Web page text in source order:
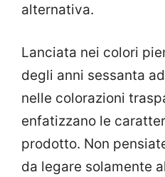
alternativa.
Lanciata nei colori
degli anni sessanta
nelle colorazioni
enfatizzano le
prodotto. Non
da legare solamente